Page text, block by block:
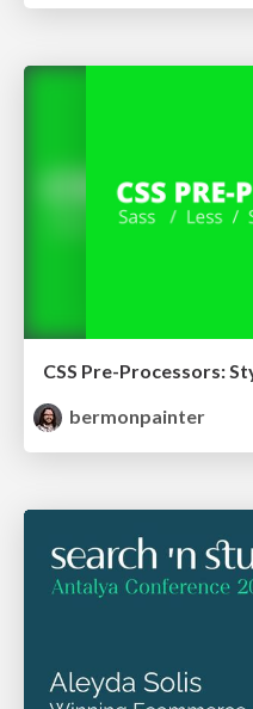
CSS Pre-Processors:
bermonpainter